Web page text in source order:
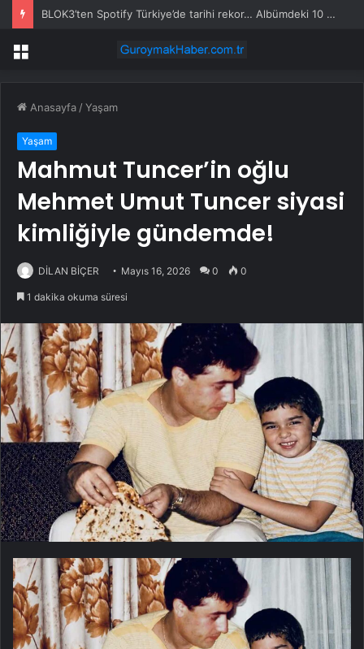
BLOK3’ten Spotify Türkiye’de tarihi rekor… Albümdeki 10 şarkının tamamı Top 50’ye girdi
Menü
Anasayfa /Yaşam
Yaşam
Mahmut Tuncer’in oğlu
Mehmet Umut Tuncer siyasi
kimliğiyle gündemde!
DİLAN BİÇER Mayıs 16, 2026 0 0
1 dakika okuma süresi